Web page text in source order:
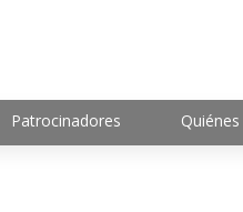
Patrocinadores